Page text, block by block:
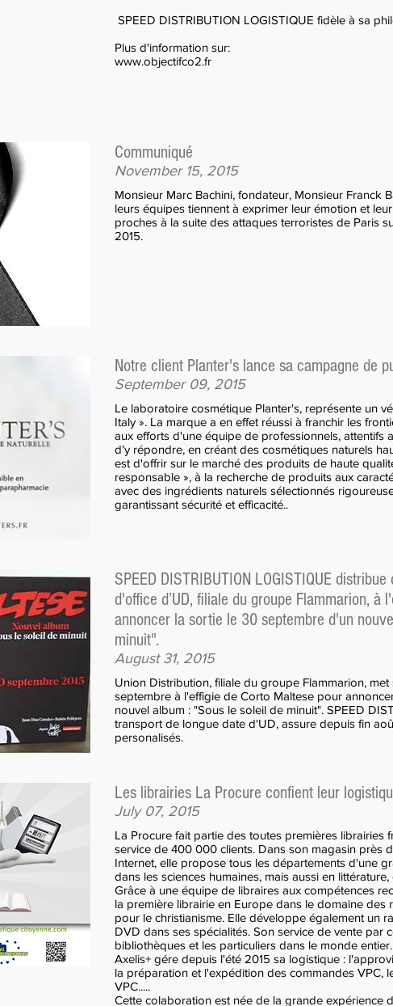
SPEED DISTRIBUTION LOGISTIQUE fidèle à sa
Plus d'information sur:
www.objectifco2.fr
Communiqué
November 15, 2015
Monsieur Marc Bachini, fondateur, Monsieur Franck
leurs équipes tiennent à exprimer leur émotion et
proches à la suite des attaques terroristes de Paris
2015.
Notre client Planter's lance sa campagne de
September 09, 2015
Le laboratoire cosmétique Planter's, représente un
Italy ». La marque a en effet réussi à franchir les
aux efforts d'une équipe de professionnels, attentifs
d’y répondre, en créant des cosmétiques naturels
est d'offrir sur le marché des produits de haute
responsable », à la recherche de produits aux
avec des ingrédients naturels sélectionnés
garantissant sécurité et efficacité..
SPEED DISTRIBUTION LOGISTIQUE
d'office d’UD, filiale du groupe Flammarion, à
annoncer la sortie le 30 septembre d'un
minuit".
August 31, 2015
Union Distribution, filiale du groupe Flammarion,
septembre à l'effigie de Corto Maltese pour
nouvel album : "Sous le soleil de minuit". SPEED
transport de longue date d'UD, assure depuis fin
personalisés.
Les librairies La Procure confient leur
July 07, 2015
La Procure fait partie des toutes premières librairies
service de 400 000 clients. Dans son magasin près
Internet, elle propose tous les départements d'une
dans les sciences humaines, mais aussi en
Grâce à une équipe de libraires aux compétences
la première librairie en Europe dans le domaine des
pour le christianisme. Elle développe également un
DVD dans ses spécialités. Son service de vente par
bibliothèques et les particuliers dans le monde entier.
Axelis+ gére depuis l'été 2015 sa logistique :
la préparation et l'expédition des commandes VPC,
VPC.....
Cette colaboration est née de la grande expérience